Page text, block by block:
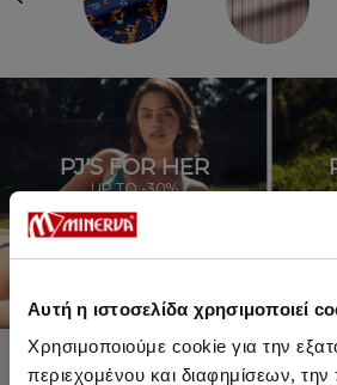
Αυτή η ιστοσελίδα χρησιμοποιεί
Χρησιμοποιούμε cookie για την
περιεχομένου και διαφημίσεων,
PJ'S FOR HER
UP TO -30%
SHOP SALE